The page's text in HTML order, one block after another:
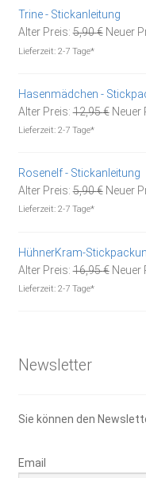
Trine - Stickanleitung
Alter Preis: 5,90€ Neuer
Lieferzeit: 2-7 Tage*
Hasenmädchen -
Alter Preis: 12,95€ Neuer
Lieferzeit: 2-7 Tage*
Rosenelf - Stickanleitung
Alter Preis: 5,90€ Neuer
Lieferzeit: 2-7 Tage*
HühnerKram-
Alter Preis: 16,95€ Neuer
Lieferzeit: 2-7 Tage*
Newsletter
Sie können den
Email